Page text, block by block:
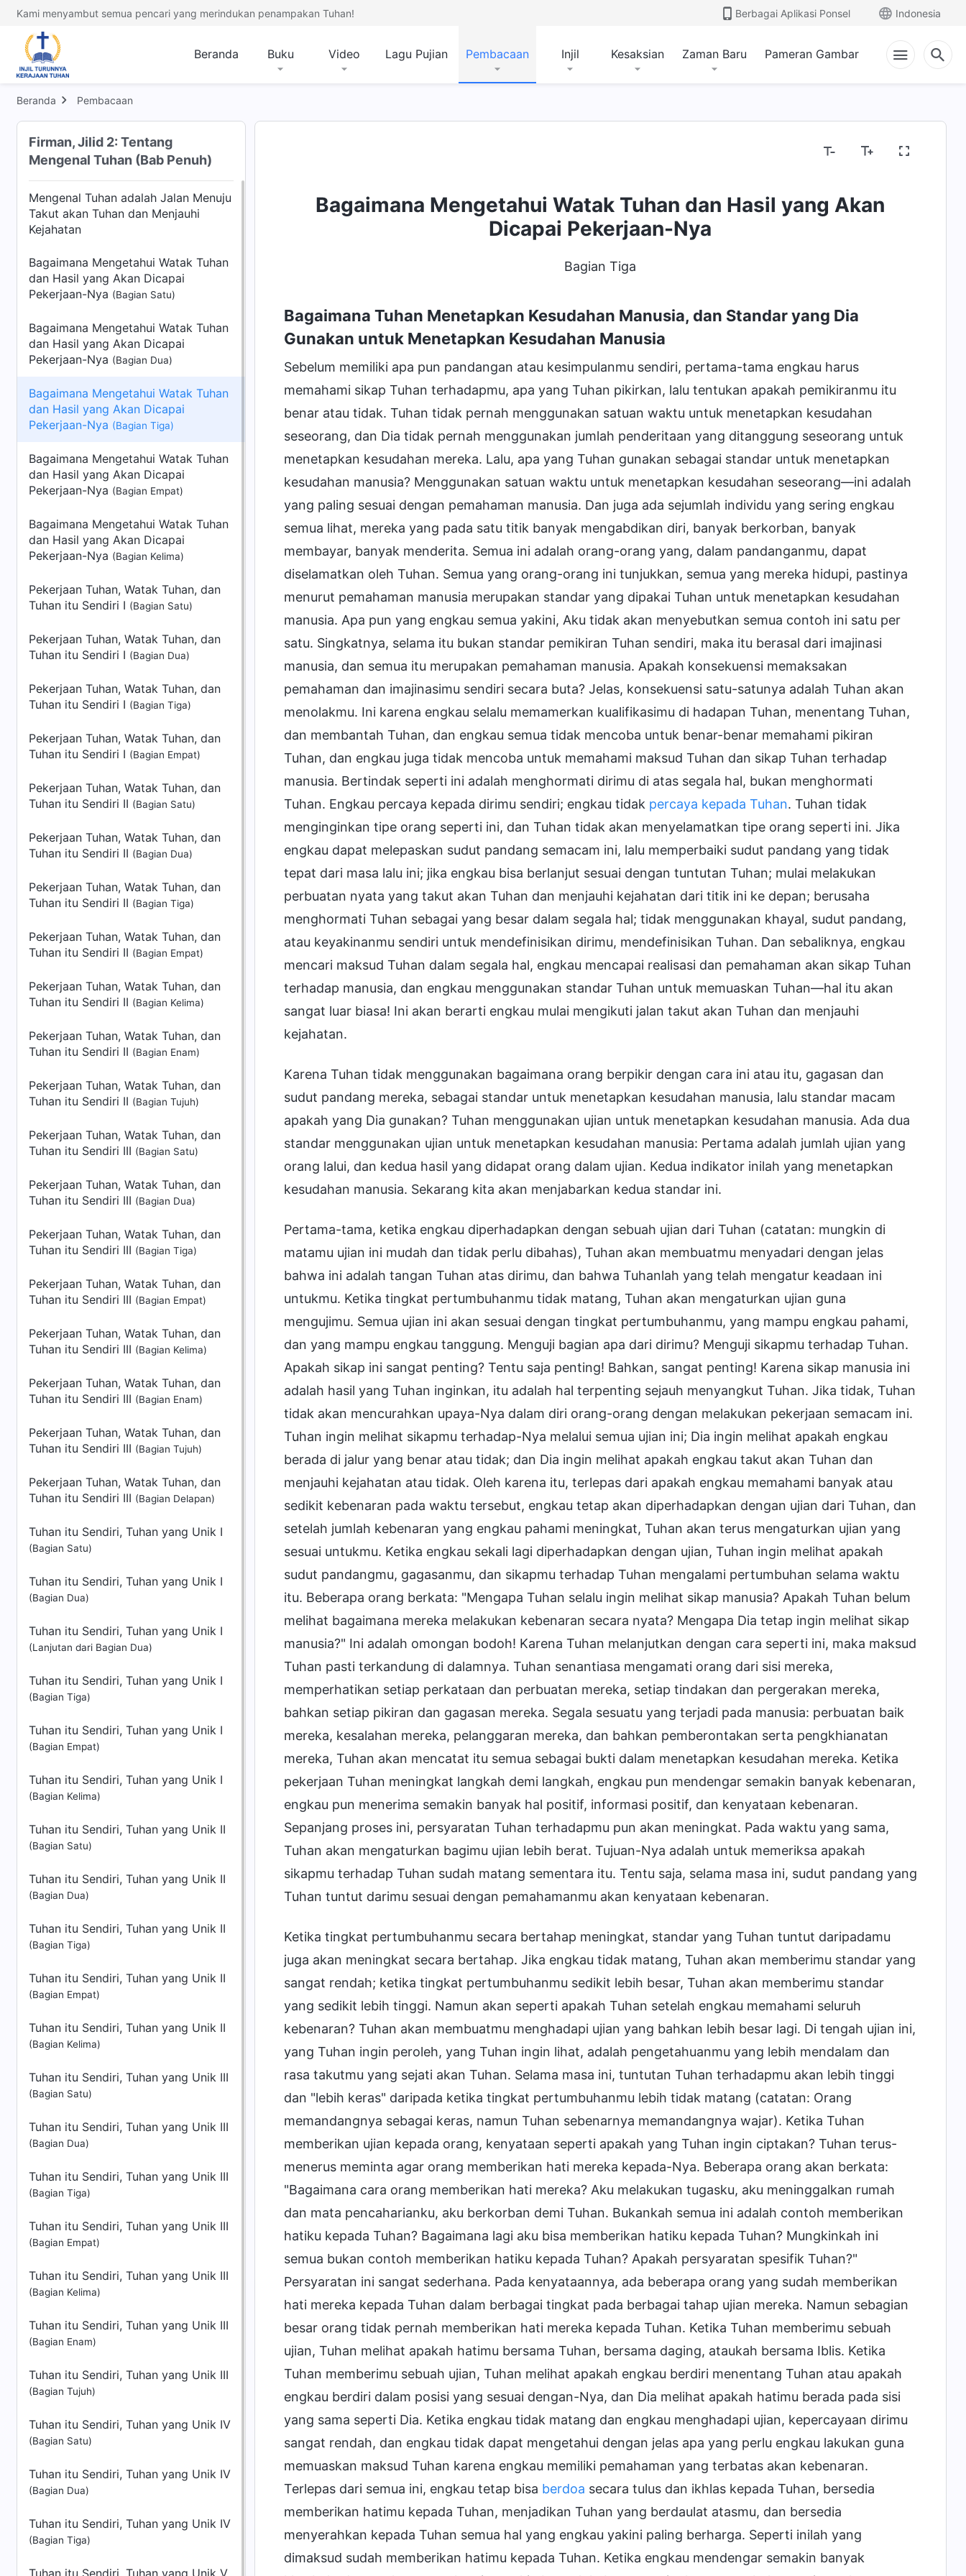
Kami menyambut semua pencari yang merindukan penampakan Tuhan! Berbagai Aplikasi Ponsel Indonesia
Beranda Buku Video Lagu Pujian Pembacaan Injil Kesaksian Zaman Baru Pameran Gambar
Beranda Pembacaan
Firman, Jilid 2: Tentang
Mengenal Tuhan (Bab Penuh)
Mengenal Tuhan adalah Jalan Menuju
Takut akan Tuhan dan Menjauhi
Kejahatan
Bagaimana Mengetahui Watak Tuhan
dan Hasil yang Akan Dicapai
Pekerjaan-Nya (Bagian Satu)
Bagaimana Mengetahui Watak Tuhan
dan Hasil yang Akan Dicapai
Pekerjaan-Nya (Bagian Dua)
Bagaimana Mengetahui Watak Tuhan
dan Hasil yang Akan Dicapai
Pekerjaan-Nya (Bagian Tiga)
Bagaimana Mengetahui Watak Tuhan
dan Hasil yang Akan Dicapai
Pekerjaan-Nya (Bagian Empat)
Bagaimana Mengetahui Watak Tuhan
dan Hasil yang Akan Dicapai
Pekerjaan-Nya (Bagian Kelima)
Pekerjaan Tuhan, Watak Tuhan, dan
Tuhan itu Sendiri I (Bagian Satu)
Pekerjaan Tuhan, Watak Tuhan, dan
Tuhan itu Sendiri I (Bagian Dua)
Pekerjaan Tuhan, Watak Tuhan, dan
Tuhan itu Sendiri I (Bagian Tiga)
Pekerjaan Tuhan, Watak Tuhan, dan
Tuhan itu Sendiri I (Bagian Empat)
Pekerjaan Tuhan, Watak Tuhan, dan
Tuhan itu Sendiri II (Bagian Satu)
Pekerjaan Tuhan, Watak Tuhan, dan
Tuhan itu Sendiri II (Bagian Dua)
Pekerjaan Tuhan, Watak Tuhan, dan
Tuhan itu Sendiri II (Bagian Tiga)
Pekerjaan Tuhan, Watak Tuhan, dan
Tuhan itu Sendiri II (Bagian Empat)
Pekerjaan Tuhan, Watak Tuhan, dan
Tuhan itu Sendiri II (Bagian Kelima)
Pekerjaan Tuhan, Watak Tuhan, dan
Tuhan itu Sendiri II (Bagian Enam)
Pekerjaan Tuhan, Watak Tuhan, dan
Tuhan itu Sendiri II (Bagian Tujuh)
Pekerjaan Tuhan, Watak Tuhan, dan
Tuhan itu Sendiri III (Bagian Satu)
Pekerjaan Tuhan, Watak Tuhan, dan
Tuhan itu Sendiri III (Bagian Dua)
Pekerjaan Tuhan, Watak Tuhan, dan
Tuhan itu Sendiri III (Bagian Tiga)
Pekerjaan Tuhan, Watak Tuhan, dan
Tuhan itu Sendiri III (Bagian Empat)
Pekerjaan Tuhan, Watak Tuhan, dan
Tuhan itu Sendiri III (Bagian Kelima)
Pekerjaan Tuhan, Watak Tuhan, dan
Tuhan itu Sendiri III (Bagian Enam)
Pekerjaan Tuhan, Watak Tuhan, dan
Tuhan itu Sendiri III (Bagian Tujuh)
Pekerjaan Tuhan, Watak Tuhan, dan
Tuhan itu Sendiri III (Bagian Delapan)
Tuhan itu Sendiri, Tuhan yang Unik I
(Bagian Satu)
Tuhan itu Sendiri, Tuhan yang Unik I
(Bagian Dua)
Tuhan itu Sendiri, Tuhan yang Unik I
(Lanjutan dari Bagian Dua)
Tuhan itu Sendiri, Tuhan yang Unik I
(Bagian Tiga)
Tuhan itu Sendiri, Tuhan yang Unik I
(Bagian Empat)
Tuhan itu Sendiri, Tuhan yang Unik I
(Bagian Kelima)
Tuhan itu Sendiri, Tuhan yang Unik II
(Bagian Satu)
Tuhan itu Sendiri, Tuhan yang Unik II
(Bagian Dua)
Tuhan itu Sendiri, Tuhan yang Unik II
(Bagian Tiga)
Tuhan itu Sendiri, Tuhan yang Unik II
(Bagian Empat)
Tuhan itu Sendiri, Tuhan yang Unik II
(Bagian Kelima)
Tuhan itu Sendiri, Tuhan yang Unik III
(Bagian Satu)
Tuhan itu Sendiri, Tuhan yang Unik III
(Bagian Dua)
Tuhan itu Sendiri, Tuhan yang Unik III
(Bagian Tiga)
Tuhan itu Sendiri, Tuhan yang Unik III
(Bagian Empat)
Tuhan itu Sendiri, Tuhan yang Unik III
(Bagian Kelima)
Tuhan itu Sendiri, Tuhan yang Unik III
(Bagian Enam)
Tuhan itu Sendiri, Tuhan yang Unik III
(Bagian Tujuh)
Tuhan itu Sendiri, Tuhan yang Unik IV
(Bagian Satu)
Tuhan itu Sendiri, Tuhan yang Unik IV
(Bagian Dua)
Tuhan itu Sendiri, Tuhan yang Unik IV
(Bagian Tiga)
Tuhan itu Sendiri, Tuhan yang Unik V
Bagaimana Mengetahui Watak Tuhan dan Hasil yang Akan
Dicapai Pekerjaan-Nya
Bagian Tiga
Bagaimana Tuhan Menetapkan Kesudahan Manusia, dan Standar yang Dia
Gunakan untuk Menetapkan Kesudahan Manusia
Sebelum memiliki apa pun pandangan atau kesimpulanmu sendiri, pertama-tama engkau harus
memahami sikap Tuhan terhadapmu, apa yang Tuhan pikirkan, lalu tentukan apakah pemikiranmu itu
benar atau tidak. Tuhan tidak pernah menggunakan satuan waktu untuk menetapkan kesudahan
seseorang, dan Dia tidak pernah menggunakan jumlah penderitaan yang ditanggung seseorang untuk
menetapkan kesudahan mereka. Lalu, apa yang Tuhan gunakan sebagai standar untuk menetapkan
kesudahan manusia? Menggunakan satuan waktu untuk menetapkan kesudahan seseorang—ini adalah
yang paling sesuai dengan pemahaman manusia. Dan juga ada sejumlah individu yang sering engkau
semua lihat, mereka yang pada satu titik banyak mengabdikan diri, banyak berkorban, banyak
membayar, banyak menderita. Semua ini adalah orang-orang yang, dalam pandanganmu, dapat
diselamatkan oleh Tuhan. Semua yang orang-orang ini tunjukkan, semua yang mereka hidupi, pastinya
menurut pemahaman manusia merupakan standar yang dipakai Tuhan untuk menetapkan kesudahan
manusia. Apa pun yang engkau semua yakini, Aku tidak akan menyebutkan semua contoh ini satu per
satu. Singkatnya, selama itu bukan standar pemikiran Tuhan sendiri, maka itu berasal dari imajinasi
manusia, dan semua itu merupakan pemahaman manusia. Apakah konsekuensi memaksakan
pemahaman dan imajinasimu sendiri secara buta? Jelas, konsekuensi satu-satunya adalah Tuhan akan
menolakmu. Ini karena engkau selalu memamerkan kualifikasimu di hadapan Tuhan, menentang Tuhan,
dan membantah Tuhan, dan engkau semua tidak mencoba untuk benar-benar memahami pikiran
Tuhan, dan engkau juga tidak mencoba untuk memahami maksud Tuhan dan sikap Tuhan terhadap
manusia. Bertindak seperti ini adalah menghormati dirimu di atas segala hal, bukan menghormati
Tuhan. Engkau percaya kepada dirimu sendiri; engkau tidak percaya kepada Tuhan. Tuhan tidak
menginginkan tipe orang seperti ini, dan Tuhan tidak akan menyelamatkan tipe orang seperti ini. Jika
engkau dapat melepaskan sudut pandang semacam ini, lalu memperbaiki sudut pandang yang tidak
tepat dari masa lalu ini; jika engkau bisa berlanjut sesuai dengan tuntutan Tuhan; mulai melakukan
perbuatan nyata yang takut akan Tuhan dan menjauhi kejahatan dari titik ini ke depan; berusaha
menghormati Tuhan sebagai yang besar dalam segala hal; tidak menggunakan khayal, sudut pandang,
atau keyakinanmu sendiri untuk mendefinisikan dirimu, mendefinisikan Tuhan. Dan sebaliknya, engkau
mencari maksud Tuhan dalam segala hal, engkau mencapai realisasi dan pemahaman akan sikap Tuhan
terhadap manusia, dan engkau menggunakan standar Tuhan untuk memuaskan Tuhan—hal itu akan
sangat luar biasa! Ini akan berarti engkau mulai mengikuti jalan takut akan Tuhan dan menjauhi
kejahatan.
Karena Tuhan tidak menggunakan bagaimana orang berpikir dengan cara ini atau itu, gagasan dan
sudut pandang mereka, sebagai standar untuk menetapkan kesudahan manusia, lalu standar macam
apakah yang Dia gunakan? Tuhan menggunakan ujian untuk menetapkan kesudahan manusia. Ada dua
standar menggunakan ujian untuk menetapkan kesudahan manusia: Pertama adalah jumlah ujian yang
orang lalui, dan kedua hasil yang didapat orang dalam ujian. Kedua indikator inilah yang menetapkan
kesudahan manusia. Sekarang kita akan menjabarkan kedua standar ini.
Pertama-tama, ketika engkau diperhadapkan dengan sebuah ujian dari Tuhan (catatan: mungkin di
matamu ujian ini mudah dan tidak perlu dibahas), Tuhan akan membuatmu menyadari dengan jelas
bahwa ini adalah tangan Tuhan atas dirimu, dan bahwa Tuhanlah yang telah mengatur keadaan ini
untukmu. Ketika tingkat pertumbuhanmu tidak matang, Tuhan akan mengaturkan ujian guna
mengujimu. Semua ujian ini akan sesuai dengan tingkat pertumbuhanmu, yang mampu engkau pahami,
dan yang mampu engkau tanggung. Menguji bagian apa dari dirimu? Menguji sikapmu terhadap Tuhan.
Apakah sikap ini sangat penting? Tentu saja penting! Bahkan, sangat penting! Karena sikap manusia ini
adalah hasil yang Tuhan inginkan, itu adalah hal terpenting sejauh menyangkut Tuhan. Jika tidak, Tuhan
tidak akan mencurahkan upaya-Nya dalam diri orang-orang dengan melakukan pekerjaan semacam ini.
Tuhan ingin melihat sikapmu terhadap-Nya melalui semua ujian ini; Dia ingin melihat apakah engkau
berada di jalur yang benar atau tidak; dan Dia ingin melihat apakah engkau takut akan Tuhan dan
menjauhi kejahatan atau tidak. Oleh karena itu, terlepas dari apakah engkau memahami banyak atau
sedikit kebenaran pada waktu tersebut, engkau tetap akan diperhadapkan dengan ujian dari Tuhan, dan
setelah jumlah kebenaran yang engkau pahami meningkat, Tuhan akan terus mengaturkan ujian yang
sesuai untukmu. Ketika engkau sekali lagi diperhadapkan dengan ujian, Tuhan ingin melihat apakah
sudut pandangmu, gagasanmu, dan sikapmu terhadap Tuhan mengalami pertumbuhan selama waktu
itu. Beberapa orang berkata: "Mengapa Tuhan selalu ingin melihat sikap manusia? Apakah Tuhan belum
melihat bagaimana mereka melakukan kebenaran secara nyata? Mengapa Dia tetap ingin melihat sikap
manusia?" Ini adalah omongan bodoh! Karena Tuhan melanjutkan dengan cara seperti ini, maka maksud
Tuhan pasti terkandung di dalamnya. Tuhan senantiasa mengamati orang dari sisi mereka,
memperhatikan setiap perkataan dan perbuatan mereka, setiap tindakan dan pergerakan mereka,
bahkan setiap pikiran dan gagasan mereka. Segala sesuatu yang terjadi pada manusia: perbuatan baik
mereka, kesalahan mereka, pelanggaran mereka, dan bahkan pemberontakan serta pengkhianatan
mereka, Tuhan akan mencatat itu semua sebagai bukti dalam menetapkan kesudahan mereka. Ketika
pekerjaan Tuhan meningkat langkah demi langkah, engkau pun mendengar semakin banyak kebenaran,
engkau pun menerima semakin banyak hal positif, informasi positif, dan kenyataan kebenaran.
Sepanjang proses ini, persyaratan Tuhan terhadapmu pun akan meningkat. Pada waktu yang sama,
Tuhan akan mengaturkan bagimu ujian lebih berat. Tujuan-Nya adalah untuk memeriksa apakah
sikapmu terhadap Tuhan sudah matang sementara itu. Tentu saja, selama masa ini, sudut pandang yang
Tuhan tuntut darimu sesuai dengan pemahamanmu akan kenyataan kebenaran.
Ketika tingkat pertumbuhanmu secara bertahap meningkat, standar yang Tuhan tuntut daripadamu
juga akan meningkat secara bertahap. Jika engkau tidak matang, Tuhan akan memberimu standar yang
sangat rendah; ketika tingkat pertumbuhanmu sedikit lebih besar, Tuhan akan memberimu standar
yang sedikit lebih tinggi. Namun akan seperti apakah Tuhan setelah engkau memahami seluruh
kebenaran? Tuhan akan membuatmu menghadapi ujian yang bahkan lebih besar lagi. Di tengah ujian ini,
yang Tuhan ingin peroleh, yang Tuhan ingin lihat, adalah pengetahuanmu yang lebih mendalam dan
rasa takutmu yang sejati akan Tuhan. Selama masa ini, tuntutan Tuhan terhadapmu akan lebih tinggi
dan "lebih keras" daripada ketika tingkat pertumbuhanmu lebih tidak matang (catatan: Orang
memandangnya sebagai keras, namun Tuhan sebenarnya memandangnya wajar). Ketika Tuhan
memberikan ujian kepada orang, kenyataan seperti apakah yang Tuhan ingin ciptakan? Tuhan terus-
menerus meminta agar orang memberikan hati mereka kepada-Nya. Beberapa orang akan berkata:
"Bagaimana cara orang memberikan hati mereka? Aku melakukan tugasku, aku meninggalkan rumah
dan mata pencaharianku, aku berkorban demi Tuhan. Bukankah semua ini adalah contoh memberikan
hatiku kepada Tuhan? Bagaimana lagi aku bisa memberikan hatiku kepada Tuhan? Mungkinkah ini
semua bukan contoh memberikan hatiku kepada Tuhan? Apakah persyaratan spesifik Tuhan?"
Persyaratan ini sangat sederhana. Pada kenyataannya, ada beberapa orang yang sudah memberikan
hati mereka kepada Tuhan dalam berbagai tingkat pada berbagai tahap ujian mereka. Namun sebagian
besar orang tidak pernah memberikan hati mereka kepada Tuhan. Ketika Tuhan memberimu sebuah
ujian, Tuhan melihat apakah hatimu bersama Tuhan, bersama daging, ataukah bersama Iblis. Ketika
Tuhan memberimu sebuah ujian, Tuhan melihat apakah engkau berdiri menentang Tuhan atau apakah
engkau berdiri dalam posisi yang sesuai dengan-Nya, dan Dia melihat apakah hatimu berada pada sisi
yang sama seperti Dia. Ketika engkau tidak matang dan engkau menghadapi ujian, kepercayaan dirimu
sangat rendah, dan engkau tidak dapat mengetahui dengan jelas apa yang perlu engkau lakukan guna
memuaskan maksud Tuhan karena engkau memiliki pemahaman yang terbatas akan kebenaran.
Terlepas dari semua ini, engkau tetap bisa berdoa secara tulus dan ikhlas kepada Tuhan, bersedia
memberikan hatimu kepada Tuhan, menjadikan Tuhan yang berdaulat atasmu, dan bersedia
menyerahkan kepada Tuhan semua hal yang engkau yakini paling berharga. Seperti inilah yang
dimaksud sudah memberikan hatimu kepada Tuhan. Ketika engkau mendengar semakin banyak